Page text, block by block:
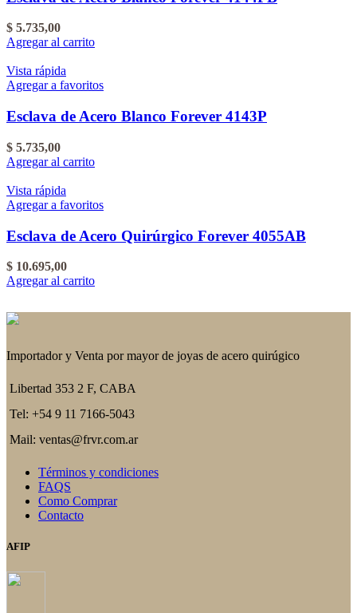
$ 5.735,00
Agregar al carrito
Vista rápida
Agregar a favoritos
Esclava de Acero Blanco Forever 4143P
$ 5.735,00
Agregar al carrito
Vista rápida
Agregar a favoritos
Esclava de Acero Quirúrgico Forever 4055AB
$ 10.695,00
Agregar al carrito
Importador y Venta por mayor de joyas de acero quirúgico
Libertad 353 2 F, CABA
Tel: +54 9 11 7166-5043
Mail: ventas@frvr.com.ar
Términos y condiciones
FAQS
Como Comprar
Contacto
AFIP